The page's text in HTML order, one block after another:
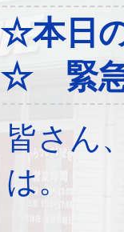
☆本日
☆ 緊急
皆さん
は。